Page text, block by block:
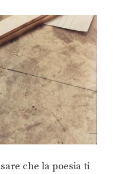
che la poesia ti